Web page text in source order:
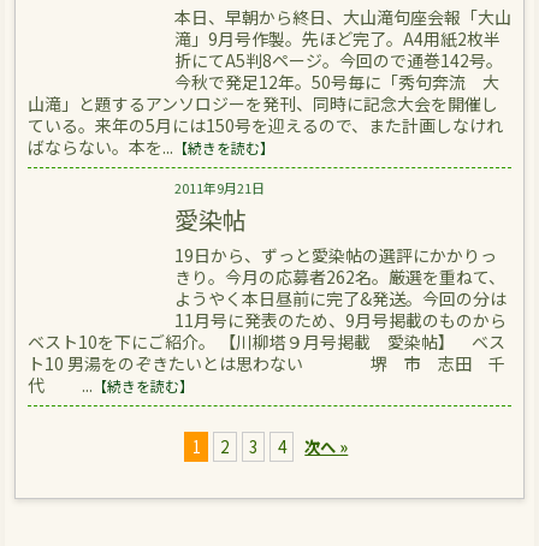
本日、早朝から終日、大山滝句座会報「大山
滝」9月号作製。先ほど完了。A4用紙2枚半
折にてA5判8ページ。今回ので通巻142号。
今秋で発足12年。50号毎に「秀句奔流 大
山滝」と題するアンソロジーを発刊、同時に記念大会を開催し
ている。来年の5月には150号を迎えるので、また計画しなけれ
ばならない。本を... 【続きを読む】
2011年9月21日
愛染帖
19日から、ずっと愛染帖の選評にかかりっ
きり。今月の応募者262名。厳選を重ねて、
ようやく本日昼前に完了&発送。今回の分は
11月号に発表のため、9月号掲載のものから
ベスト10を下にご紹介。 【川柳塔９月号掲載 愛染帖】 ベス
ト10 男湯をのぞきたいとは思わない 堺 市 志田 千
代 ... 【続きを読む】
1 2 3 4 次へ »